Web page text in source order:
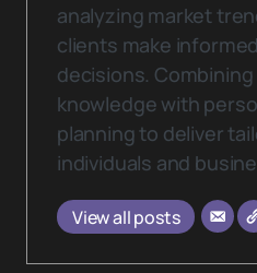
analyzing market
clients make
decisions.
knowledge with
planning to deliver
individuals and
View all posts